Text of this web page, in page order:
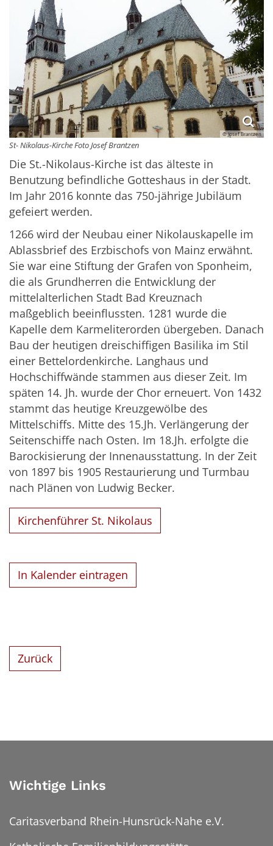
© Josef Brantzen
St- Nikolaus-Kirche Foto Josef Brantzen
Die St.-Nikolaus-Kirche ist das älteste in
Benutzung befindliche Gotteshaus in der Stadt.
Im Jahr 2016 konnte das 750-jährige Jubiläum
gefeiert werden.
1266 wird der Neubau einer Nikolauskapelle im
Ablassbrief des Erzbischofs von Mainz erwähnt.
Sie war eine Stiftung der Grafen von Sponheim,
die als Grundherren die Entwicklung der
mittelalterlichen Stadt Bad Kreuznach
maßgeblich beeinflussten. 1281 wurde die
Kapelle dem Karmeliterorden übergeben. Danach
Bau der heutigen dreischiffigen Basilika im Stil
einer Bettelordenkirche. Langhaus und
Hochschiff­wände stammen aus dieser Zeit. Im
späten 14. Jh. wurde der Chor erneuert. Von 1432
stammt das heutige Kreuzgewölbe des
Mittelschiffs. Mitte des 15.Jh. Verlängerung der
Seitenschiffe nach Osten. Im 18.Jh. erfolgte die
Barockisierung der Innenausstattung. In der Zeit
von 1897 bis 1905 Restaurierung und Turmbau
nach Plänen von Ludwig Becker.
Kirchenführer St. Nikolaus
In Kalender eintragen
Zurück
Wichtige Links
Caritasverband Rhein-Hunsrück-Nahe e.V.